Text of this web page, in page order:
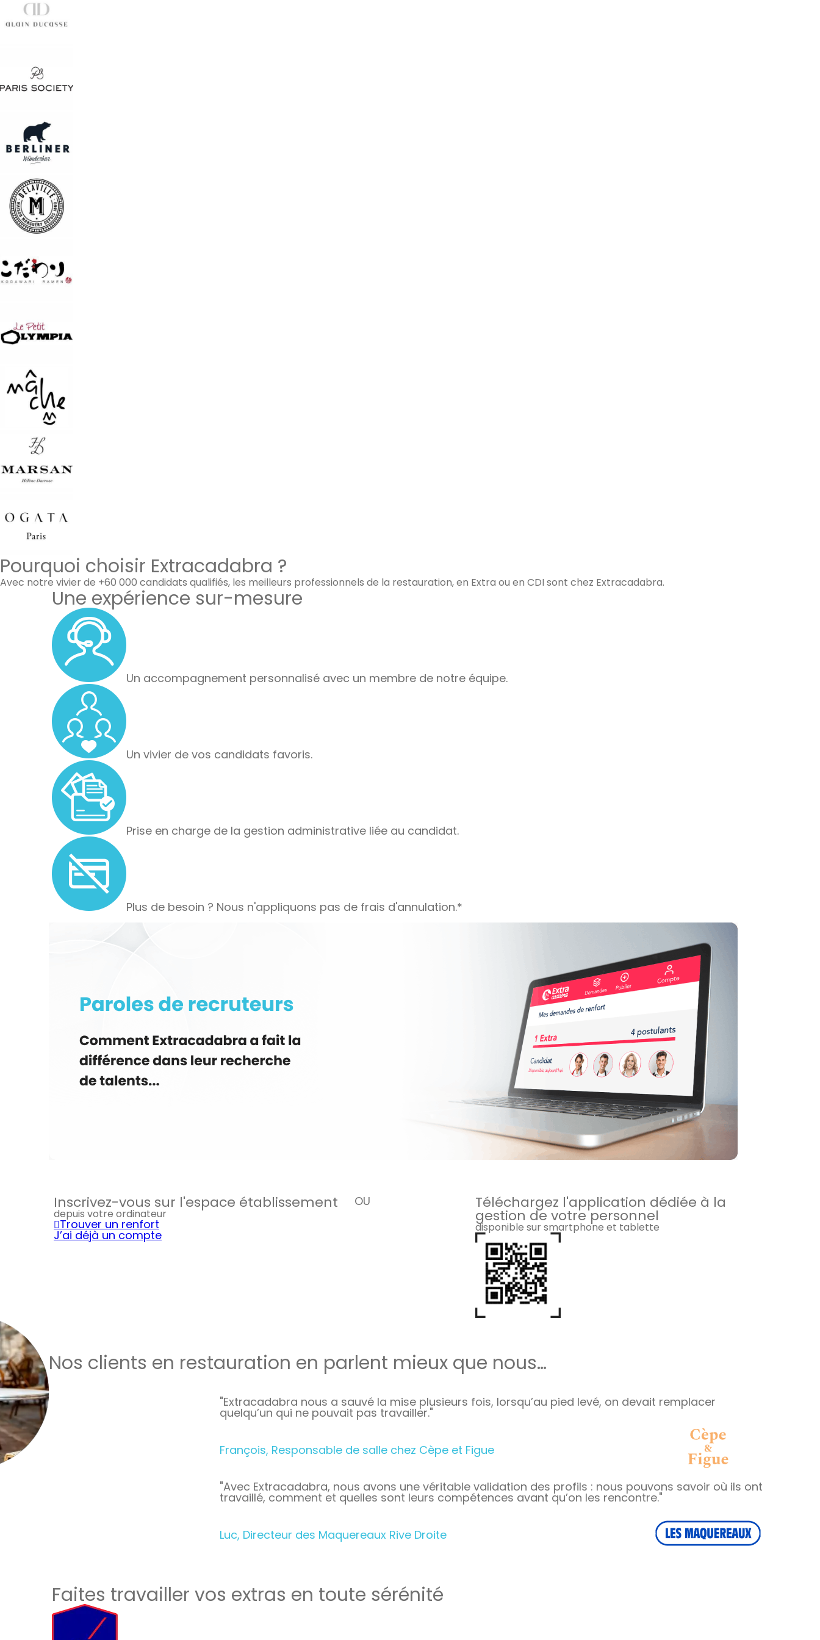
Pourquoi choisir Extracadabra ?
Avec notre vivier de +60 000 candidats qualifiés, les meilleurs professionnels de la restauration, en Extra ou en CDI sont chez Extracadabra.
Une expérience sur-mesure
Un accompagnement personnalisé avec un membre de notre équipe.
Un vivier de vos candidats favoris.
Prise en charge de la gestion administrative liée au candidat.
Plus de besoin ? Nous n'appliquons pas de frais d'annulation.*
Inscrivez-vous sur l'espace établissement
depuis votre ordinateur
Trouver un renfort
J’ai déjà un compte
OU Téléchargez l'application dédiée à la
gestion de votre personnel
disponible sur smartphone et tablette
Nos clients en restauration en parlent mieux que nous…
"Extracadabra nous a sauvé la mise plusieurs fois, lorsqu’au pied levé, on devait remplacer
quelqu’un qui ne pouvait pas travailler."
François, Responsable de salle chez Cèpe et Figue
"Avec Extracadabra, nous avons une véritable validation des profils : nous pouvons savoir où ils ont
travaillé, comment et quelles sont leurs compétences avant qu’on les rencontre."
Luc, Directeur des Maquereaux Rive Droite
Faites travailler vos extras en toute sérénité